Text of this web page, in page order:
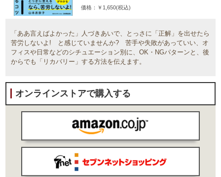
価格
￥1,650(税込)
「ああ言えばよかった」人づきあいで、とっさに「正解」を出せたら
苦労しないよ! と感じていませんか? 苦手や失敗があっていい、オ
フィスや日常などのシチュエーション別に、OK・NGパターンと、後
からでも「リカバリー」する方法を伝えます。
オンラインストアで購入する